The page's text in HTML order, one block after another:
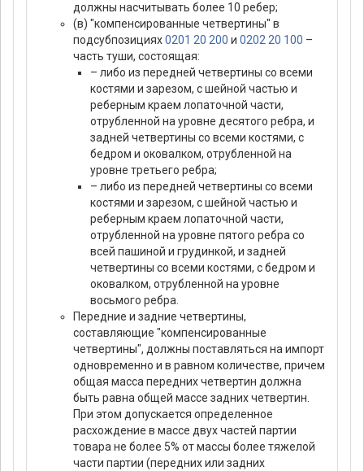
должны насчитывать более 10 ребер;
(в) "компенсированные четвертины" в
подсубпозициях0201 20 200 и 0202 20 100 –
часть туши, состоящая:
– либо из передней четвертины со всеми
костями и зарезом, с шейной частью и
реберным краем лопаточной части,
отрубленной на уровне десятого ребра, и
задней четвертины со всеми костями, с
бедром и оковалком, отрубленной на
уровне третьего ребра;
– либо из передней четвертины со всеми
костями и зарезом, с шейной частью и
реберным краем лопаточной части,
отрубленной на уровне пятого ребра со
всей пашиной и грудинкой, и задней
четвертины со всеми костями, с бедром и
оковалком, отрубленной на уровне
восьмого ребра.
Передние и задние четвертины,
составляющие "компенсированные
четвертины", должны поставляться на импорт
одновременно и в равном количестве, причем
общая масса передних четвертин должна
быть равна общей массе задних четвертин.
При этом допускается определенное
расхождение в массе двух частей партии
товара не более 5% от массы более тяжелой
части партии (передних или задних